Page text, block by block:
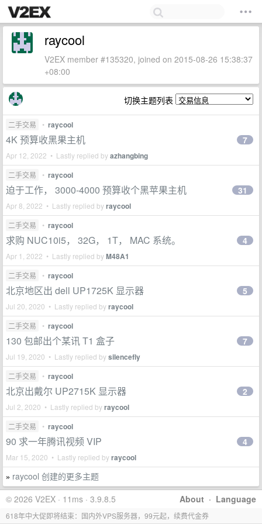
raycool
V2EX member #135320, joined on 2015-08-26 15:38:37
+08:00
切换主题列表
二手交易 • raycool
4K 预算收黑果主机
Apr 12, 2022 • Lastly replied byazhangbing
7
二手交易 • raycool
迫于工作， 3000-4000 预算收个黑苹果主机
Apr 8, 2022 • Lastly replied byraycool
31
二手交易 • raycool
求购 NUC10i5， 32G， 1T， MAC 系统。
Apr 1, 2022 • Lastly replied byM48A1
4
二手交易 • raycool
北京地区出 dell UP1725K 显示器
Jul 20, 2020 • Lastly replied byraycool
5
二手交易 • raycool
130 包邮出个某讯 T1 盒子
Jul 19, 2020 • Lastly replied bysilencefly
7
二手交易 • raycool
北京出戴尔 UP2715K 显示器
Jul 2, 2020 • Lastly replied byraycool
2
二手交易 • raycool
90 求一年腾讯视频 VIP
Mar 15, 2020 • Lastly replied byraycool
4
» raycool 创建的更多主题
About · Language
© 2026 V2EX · 11ms · 3.9.8.5
618年中大促即将结束：国内外VPS服务器，99元起，续费代金券